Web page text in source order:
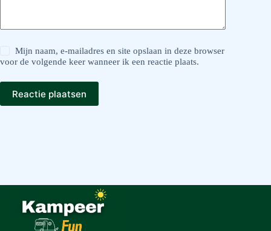
Mijn naam, e-mailadres en site opslaan in deze browser
voor de volgende keer wanneer ik een reactie plaats.
Reactie plaatsen